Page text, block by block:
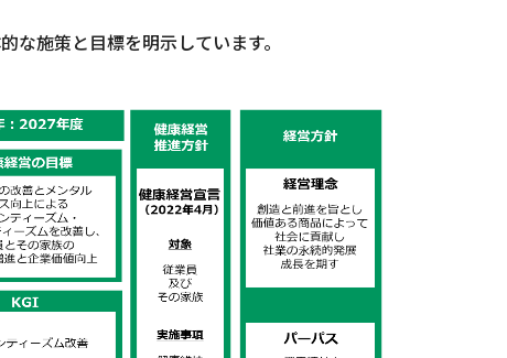
施策と目標を明示しています。